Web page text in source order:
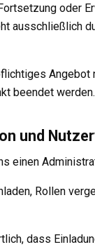
oder
ausschließlich
Angebot
beendet werden.
und
einen
Rollen
dass